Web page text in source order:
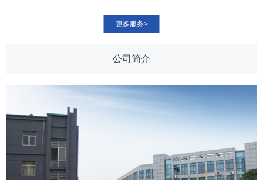
更多服务>
公司简介